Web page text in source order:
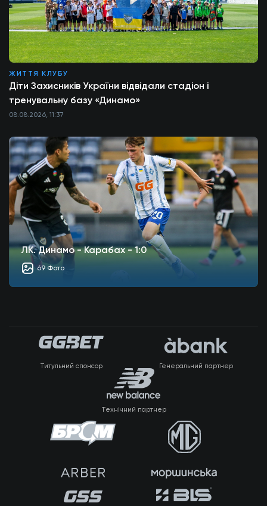
ЖИТТЯ КЛУБУ
Діти Захисників України відвідали стадіон і
тренувальну базу «Динамо»
08.08.2026, 11:37
ЛК. Динамо - Карабах - 1:0
69 Фото
Титульний спонсор Генеральний партнер
Технічний партнер